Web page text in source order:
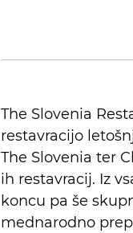
The Slovenia
restavracijo
The Slovenia ter
ih restavracij. Iz
koncu pa še
mednarodno